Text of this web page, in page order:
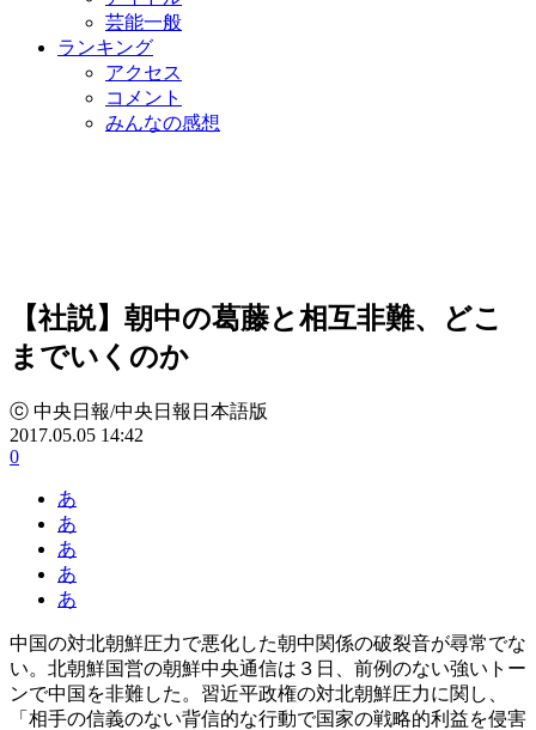
芸能一般
ランキング
アクセス
コメント
みんなの感想
【社説】朝中の葛藤と相互非難、どこ
までいくのか
ⓒ 中央日報/中央日報日本語版
2017.05.05 14:42
0
あ
あ
あ
あ
あ
中国の対北朝鮮圧力で悪化した朝中関係の破裂音が尋常でな
い。北朝鮮国営の朝鮮中央通信は３日、前例のない強いトー
ンで中国を非難した。習近平政権の対北朝鮮圧力に関し、
「相手の信義のない背信的な行動で国家の戦略的利益を侵害